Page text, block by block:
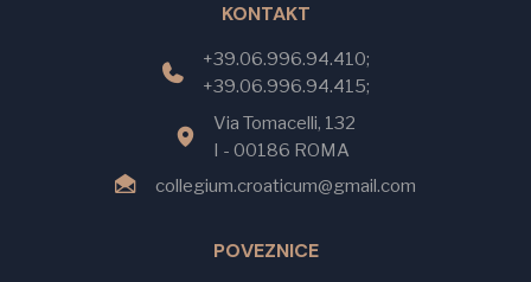
KONTAKT
+39.06.996.94.410;
+39.06.996.94.415;
Via Tomacelli, 132
I - 00186 ROMA
collegium.croaticum@gmail.com
POVEZNICE